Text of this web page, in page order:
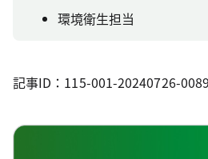
環境衛生担当
記事ID：115-001-20240726-